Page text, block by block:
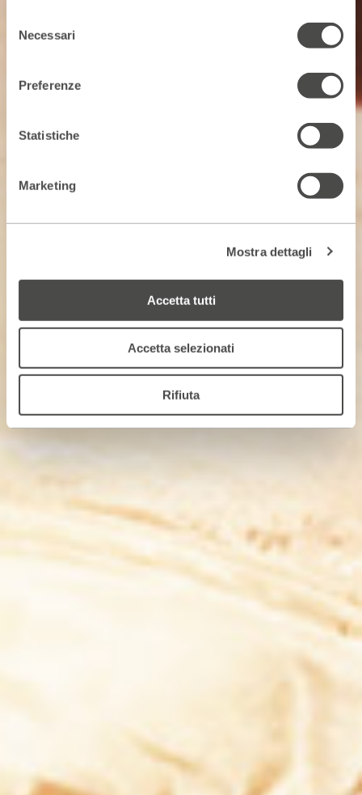
delNecessari
Preferenze
Statistiche
Marketing
Mostra dettagli
Accetta tutti
Accetta selezionati
Rifiuta